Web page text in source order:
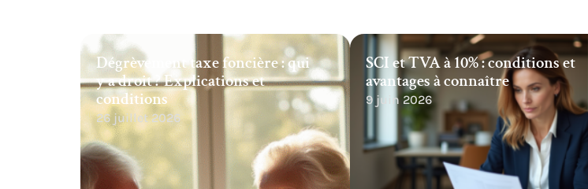
Dégrèvement taxe foncière : qui
y a droit ? Explications et
conditions
26 juillet 2026
SCI et TVA à 10% : conditions et
avantages à connaître
9 juin 2026